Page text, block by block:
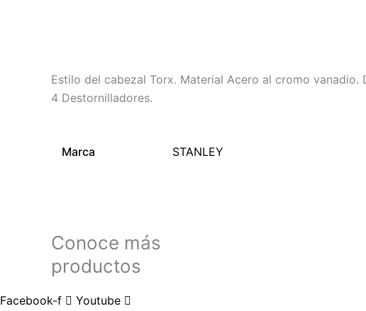
Estilo del cabezal Torx. Material Acero al cromo
4 Destornilladores.
Marca STANLEY
Conoce más
productos
Facebook-f
Youtube